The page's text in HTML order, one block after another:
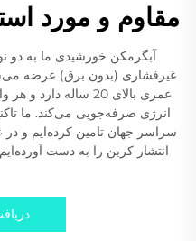
مقاوم و مورد
انتشار کربن را به دست